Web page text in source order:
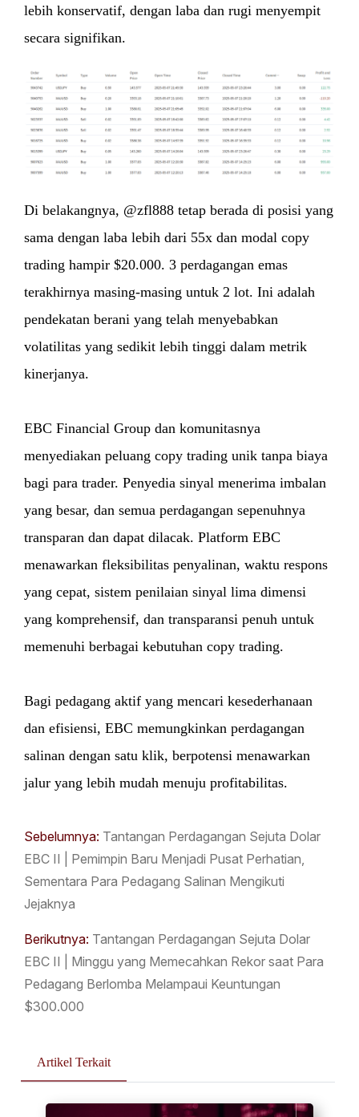
lebih konservatif, dengan laba dan rugi menyempit
secara signifikan.
Di belakangnya, @zfl888 tetap berada di posisi yang
sama dengan laba lebih dari 55x dan modal copy
trading hampir $20.000. 3 perdagangan emas
terakhirnya masing-masing untuk 2 lot. Ini adalah
pendekatan berani yang telah menyebabkan
volatilitas yang sedikit lebih tinggi dalam metrik
kinerjanya.
EBC Financial Group dan komunitasnya
menyediakan peluang copy trading unik tanpa biaya
bagi para trader. Penyedia sinyal menerima imbalan
yang besar, dan semua perdagangan sepenuhnya
transparan dan dapat dilacak. Platform EBC
menawarkan fleksibilitas penyalinan, waktu respons
yang cepat, sistem penilaian sinyal lima dimensi
yang komprehensif, dan transparansi penuh untuk
memenuhi berbagai kebutuhan copy trading.
Bagi pedagang aktif yang mencari kesederhanaan
dan efisiensi, EBC memungkinkan perdagangan
salinan dengan satu klik, berpotensi menawarkan
jalur yang lebih mudah menuju profitabilitas.
Sebelumnya: Tantangan Perdagangan Sejuta Dolar
EBC II | Pemimpin Baru Menjadi Pusat Perhatian,
Sementara Para Pedagang Salinan Mengikuti
Jejaknya
Berikutnya: Tantangan Perdagangan Sejuta Dolar
EBC II | Minggu yang Memecahkan Rekor saat Para
Pedagang Berlomba Melampaui Keuntungan
$300.000
Artikel Terkait